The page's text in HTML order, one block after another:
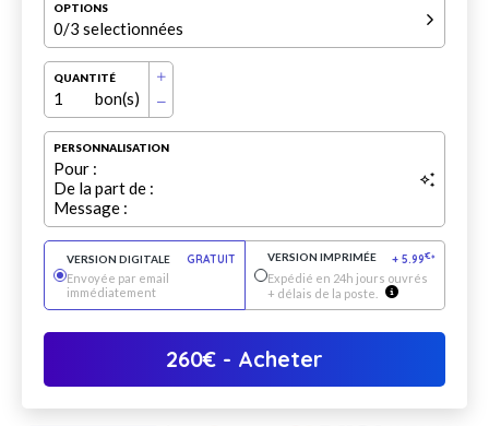
OPTIONS
0/3 selectionnées
QUANTITÉ
1 bon(s)
PERSONNALISATION
Pour :
De la part de :
Message :
VERSION DIGITALE
GRATUIT
Envoyée par email
immédiatement
VERSION IMPRIMÉE + 5.99€*
Expédié en 24h jours ouvrés
+ délais de la poste.
260€ - Acheter